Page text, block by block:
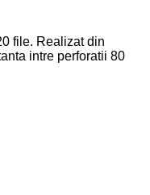
file. Realizat din
intre perforatii 80